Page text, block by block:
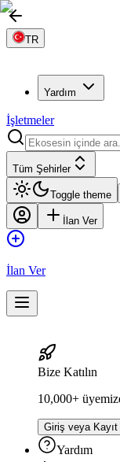
TR
Yardım
İşletmeler
Tüm Şehirler
Toggle theme
İlan Ver
İlan Ver
Bize Katılın
10,000+
Giriş veya Kayıt
Yardım